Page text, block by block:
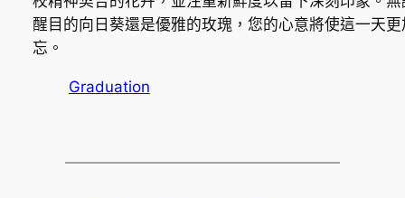
醒目的向日葵還是優雅的玫瑰，您的心意將使這一天更
忘。
Graduation